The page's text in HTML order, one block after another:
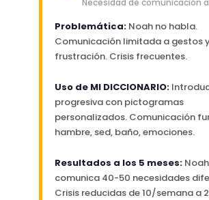
Necesidad de comunicación
Problemática:Noah no habla.
Comunicación limitada a gestos
frustración. Crisis frecuentes.
Uso de MI DICCIONARIO:
progresiva con pictogramas
personalizados. Comunicación
hambre, sed, baño, emociones.
Resultados a los 5 meses:Noah
comunica 40-50 necesidades
Crisis reducidas de 10/semana a